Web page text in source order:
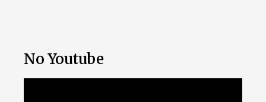
No Youtube